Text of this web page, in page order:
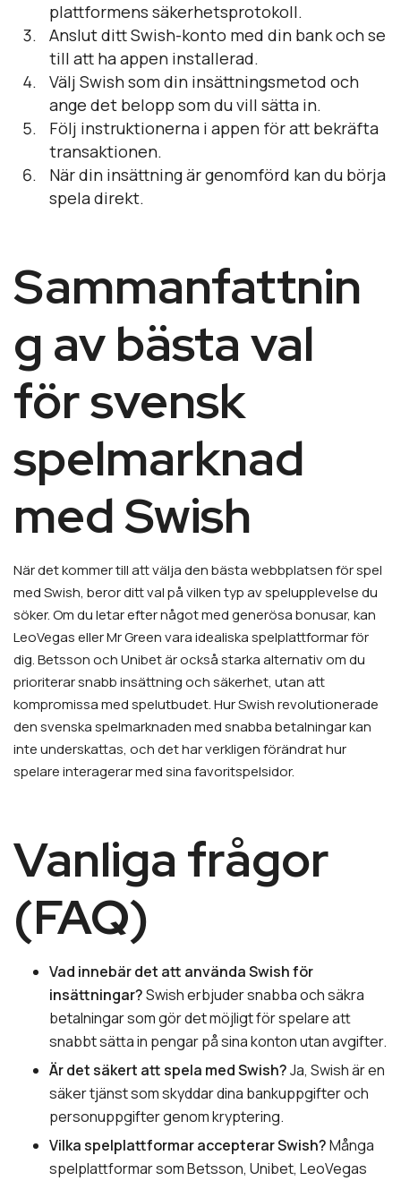
plattformens säkerhetsprotokoll.
Anslut ditt Swish-konto med din bank och se
till att ha appen installerad.
Välj Swish som din insättningsmetod och
ange det belopp som du vill sätta in.
Följ instruktionerna i appen för att bekräfta
transaktionen.
När din insättning är genomförd kan du börja
spela direkt.
Sammanfattnin
g av bästa val
för svensk
spelmarknad
med Swish
När det kommer till att välja den bästa webbplatsen för spel
med Swish, beror ditt val på vilken typ av spelupplevelse du
söker. Om du letar efter något med generösa bonusar, kan
LeoVegas eller Mr Green vara idealiska spelplattformar för
dig. Betsson och Unibet är också starka alternativ om du
prioriterar snabb insättning och säkerhet, utan att
kompromissa med spelutbudet. Hur Swish revolutionerade
den svenska spelmarknaden med snabba betalningar kan
inte underskattas, och det har verkligen förändrat hur
spelare interagerar med sina favoritspelsidor.
Vanliga frågor
(FAQ)
Vad innebär det att använda Swish för
insättningar?Swish erbjuder snabba och säkra
betalningar som gör det möjligt för spelare att
snabbt sätta in pengar på sina konton utan avgifter.
Är det säkert att spela med Swish?Ja, Swish är en
säker tjänst som skyddar dina bankuppgifter och
personuppgifter genom kryptering.
Vilka spelplattformar accepterar Swish?Många
spelplattformar som Betsson, Unibet, LeoVegas